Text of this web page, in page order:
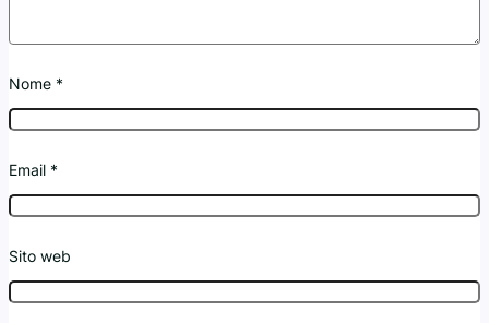
Nome *
Email *
Sito web